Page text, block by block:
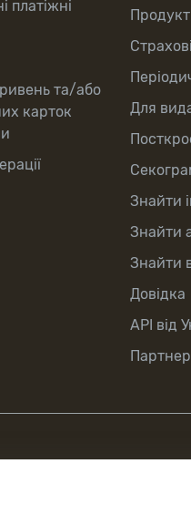
платіжні
та/або
карток
Для
Знайти
Знайти
Знайти
Довідка
API від